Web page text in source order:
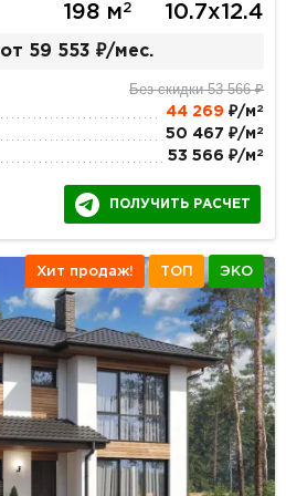
198 м2 10.7х12.4
от 59 553 ₽/мес.
Без скидки 53 566 ₽
44 269 ₽/м 2
50 467 ₽/м 2
53 566 ₽/м 2
ПОЛУЧИТЬ РАСЧЕТ
Хит продаж! ТОП ЭКО